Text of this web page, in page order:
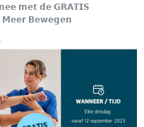
𝗺𝗲𝗲 𝗺𝗲𝘁 𝗱𝗲 𝗚𝗥𝗔𝗧𝗜𝗦
𝗠𝗲𝗲𝗿 𝗕𝗲𝘄𝗲𝗴𝗲𝗻
door onze fysiotherapeut
en een herhalingsles. Dit alles
van der Tuin (fysiotherapeut)
aan sport heeft gedaan, is